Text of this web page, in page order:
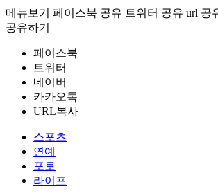
메뉴보기 페이스북 공유 트위터 공유 url 공
공유하기
페이스북
트위터
네이버
카카오톡
URL복사
스포츠
연예
포토
라이프